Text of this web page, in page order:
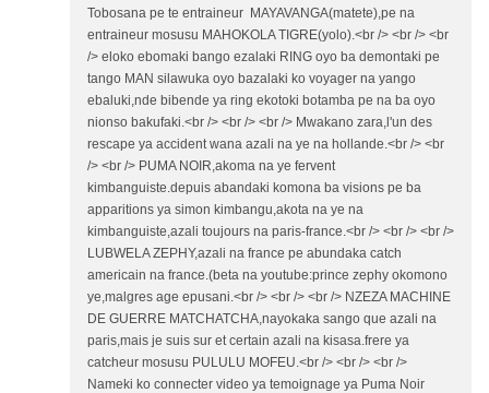
Tobosana pe te entraineur MAYAVANGA(matete),pe na
entraineur mosusu MAHOKOLA TIGRE(yolo).<br /> <br /> <br
/> eloko ebomaki bango ezalaki RING oyo ba demontaki pe
tango MAN silawuka oyo bazalaki ko voyager na yango
ebaluki,nde bibende ya ring ekotoki botamba pe na ba oyo
nionso bakufaki.<br /> <br /> <br /> Mwakano zara,l'un des
rescape ya accident wana azali na ye na hollande.<br /> <br
/> <br /> PUMA NOIR,akoma na ye fervent
kimbanguiste.depuis abandaki komona ba visions pe ba
apparitions ya simon kimbangu,akota na ye na
kimbanguiste,azali toujours na paris-france.<br /> <br /> <br />
LUBWELA ZEPHY,azali na france pe abundaka catch
americain na france.(beta na youtube:prince zephy okomono
ye,malgres age epusani.<br /> <br /> <br /> NZEZA MACHINE
DE GUERRE MATCHATCHA,nayokaka sango que azali na
paris,mais je suis sur et certain azali na kisasa.frere ya
catcheur mosusu PULULU MOFEU.<br /> <br /> <br />
Nameki ko connecter video ya temoignage ya Puma Noir